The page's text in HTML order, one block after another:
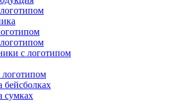
с логотипом
бейсболках
сумках